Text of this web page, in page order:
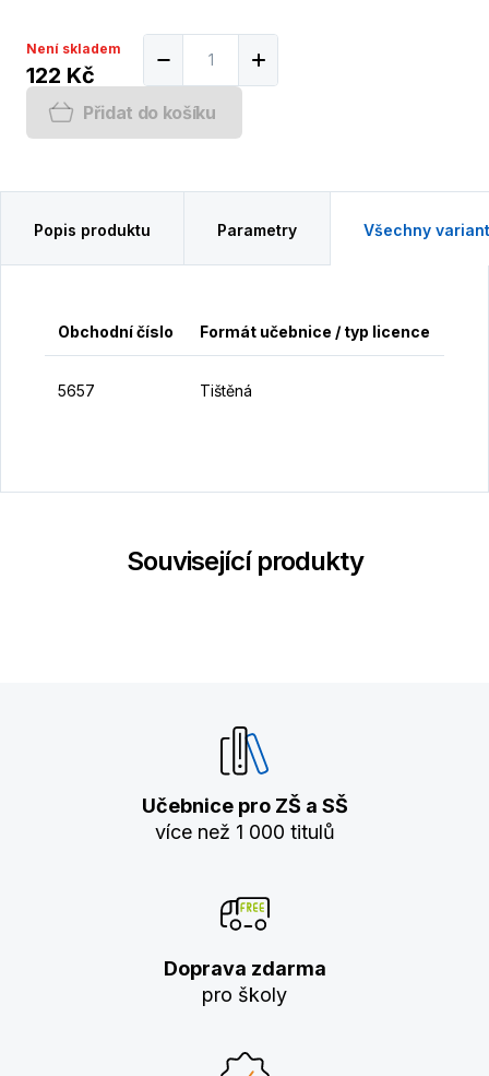
Není skladem
122 Kč
Přidat do košíku
Popis produktu Parametry Všechny
Obchodní číslo Formát učebnice / typ licence
5657 Tištěná
Související produkty
Učebnice pro ZŠ a SŠ
více než 1 000 titulů
Doprava zdarma
pro školy